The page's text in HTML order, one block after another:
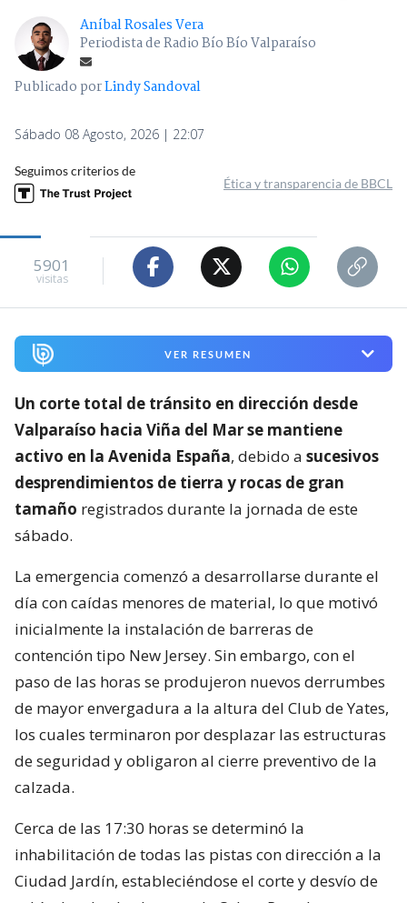
Aníbal Rosales Vera
Periodista de Radio Bío Bío Valparaíso
Publicado porLindy Sandoval
Sábado 08 Agosto, 2026 | 22:07
Seguimos criterios de
Ética y transparencia de BBCL
5901
visitas
VER RESUMEN
Un corte total de tránsito en dirección desde
Valparaíso hacia Viña del Mar se mantiene
activo en la Avenida España, debido a sucesivos
desprendimientos de tierra y rocas de gran
tamaño registrados durante la jornada de este
sábado.
La emergencia comenzó a desarrollarse durante el
día con caídas menores de material, lo que motivó
inicialmente la instalación de barreras de
contención tipo New Jersey. Sin embargo, con el
paso de las horas se produjeron nuevos derrumbes
de mayor envergadura a la altura del Club de Yates,
los cuales terminaron por desplazar las estructuras
de seguridad y obligaron al cierre preventivo de la
calzada.
Cerca de las 17:30 horas se determinó la
inhabilitación de todas las pistas con dirección a la
Ciudad Jardín, estableciéndose el corte y desvío de